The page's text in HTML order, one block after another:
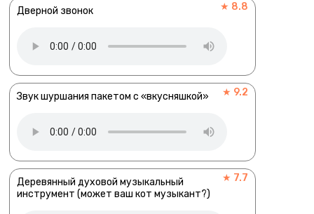
Дверной звонок ★ 8.8
Звук шуршания пакетом с «вкусняшкой» ★ 9.2
Деревянный духовой музыкальный
инструмент (может ваш кот музыкант?)
★ 7.7